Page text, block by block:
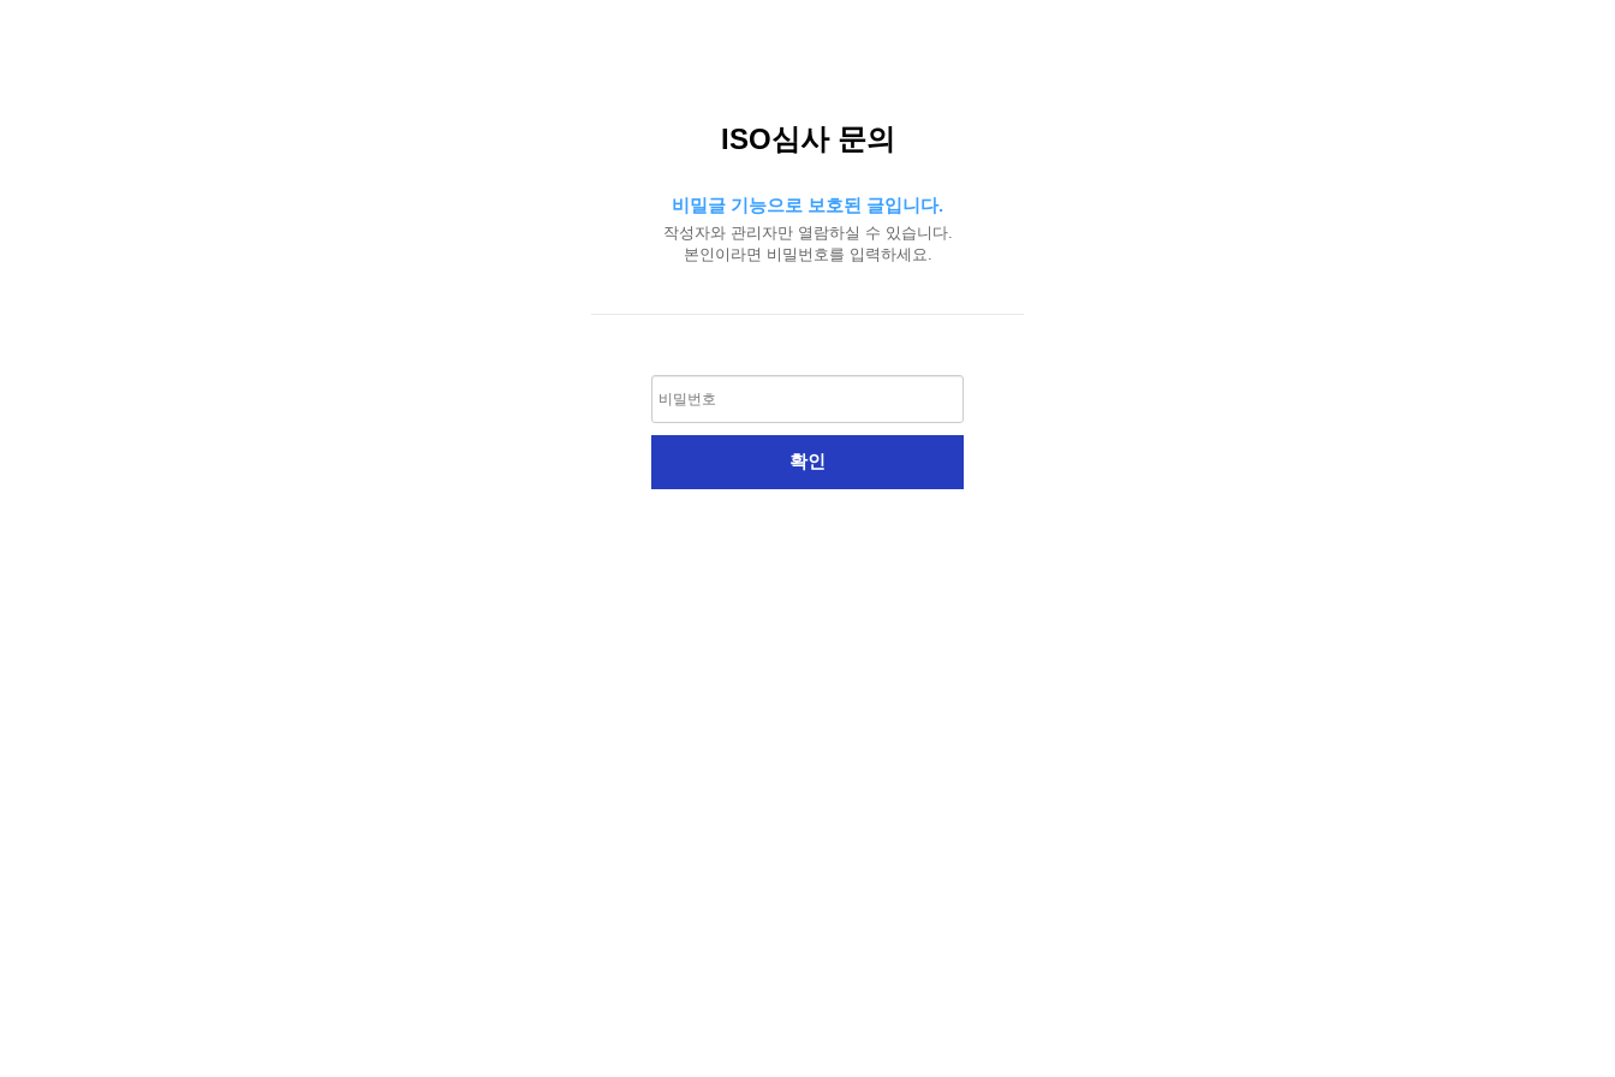
ISO심사 문의
비밀글 기능으로 보호된 글입니다.
작성자와 관리자만 열람하실 수 있습니다.
본인이라면 비밀번호를 입력하세요.